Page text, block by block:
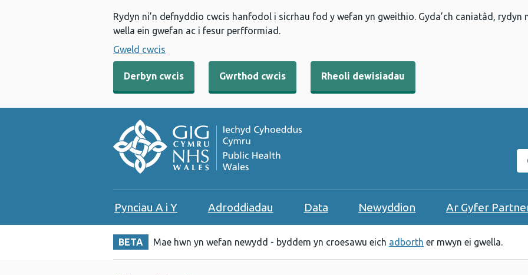
Rydyn ni’n defnyddio cwcis hanfodol i sicrhau fod y wefan yn gweithio. Gyda’ch caniatâd,
wella ein gwefan ac i fesur perfformiad.
Gweld cwcis
Derbyn cwcis Gwrthod cwcis Rheoli dewisiadau
Pynciau A i Y Adroddiadau Data Newyddion Ar Gyfer
BETA Mae hwn yn wefan newydd - byddem yn croesawu eich adborth er mwyn ei gwella.